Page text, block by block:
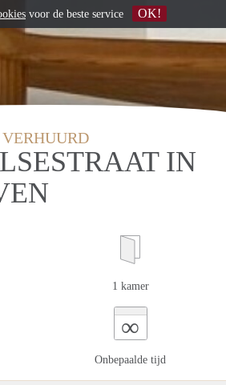
IN
1 kamer
∞
Onbepaalde tijd
voor de beste service OK!